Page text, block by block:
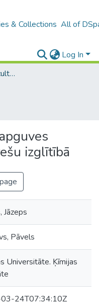
& Collections All of
Log In
B4 – LU fakultātes / Faculties of the UL
izglītībā
Jāzeps
Pāvels
Universitāte. Ķīmijas
24T07:34:10Z